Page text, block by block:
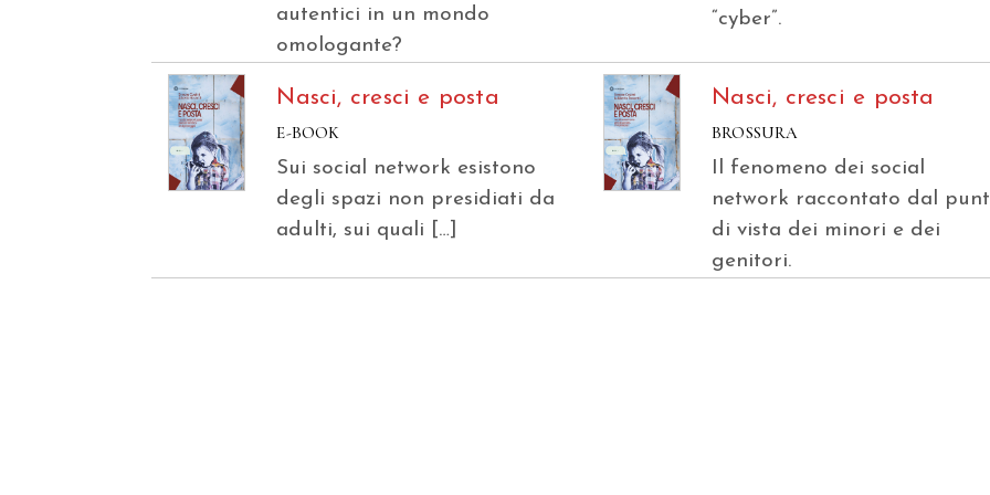
autentici in un mondo
omologante?
“cyber”.
Nasci, cresci e posta
E-BOOK
Sui social network esistono
degli spazi non presidiati da
adulti, sui quali […]
Nasci, cresci e posta
BROSSURA
Il fenomeno dei social
network raccontato dal
di vista dei minori e dei
genitori.